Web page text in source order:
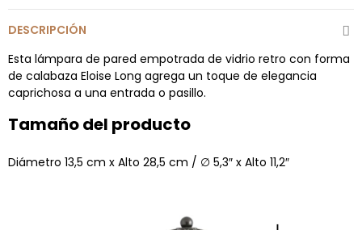
DESCRIPCIÓN
Esta lámpara de pared empotrada de vidrio retro con forma
de calabaza Eloise Long agrega un toque de elegancia
caprichosa a una entrada o pasillo.
Tamaño del producto
Diámetro 13,5 cm x Alto 28,5 cm / ∅ 5,3″ x Alto 11,2″